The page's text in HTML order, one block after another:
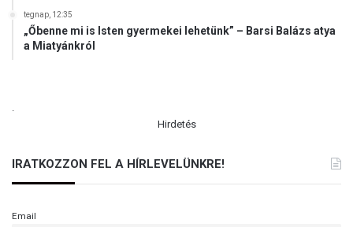
tegnap, 12:35
„Őbenne mi is Isten gyermekei lehetünk” – Barsi Balázs atya
a Miatyánkról
.
Hirdetés
IRATKOZZON FEL A HÍRLEVELÜNKRE!
Email